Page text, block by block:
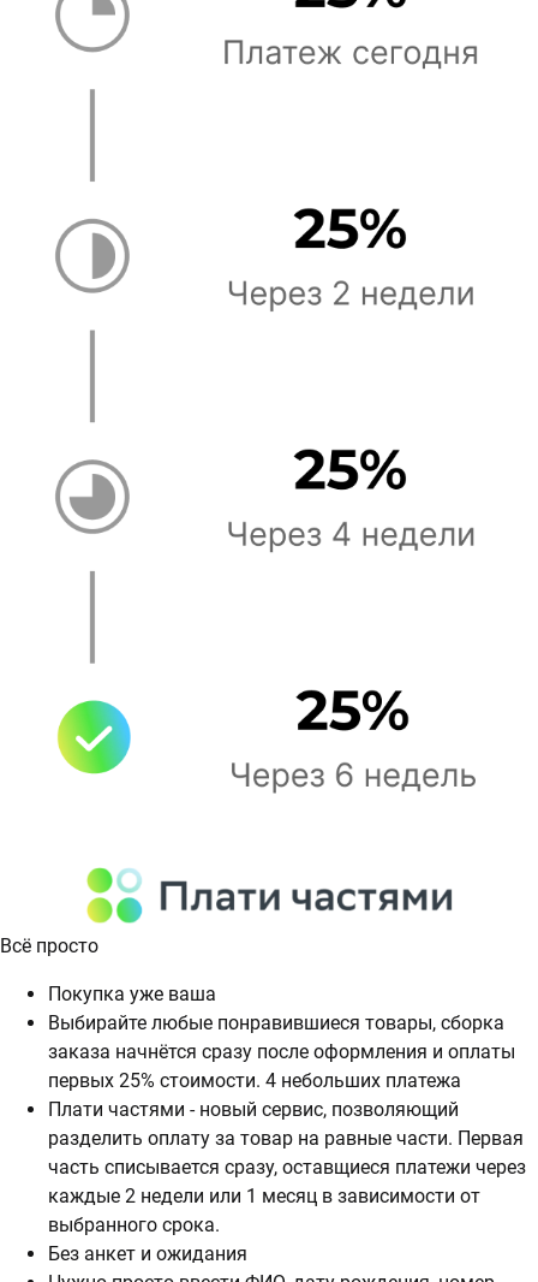
Всё просто
Покупка уже ваша
Выбирайте любые понравившиеся товары, сборка
заказа начнётся сразу после оформления и оплаты
первых 25% стоимости. 4 небольших платежа
Плати частями - новый сервис, позволяющий
разделить оплату за товар на равные части. Первая
часть списывается сразу, оставщиеся платежи через
каждые 2 недели или 1 месяц в зависимости от
выбранного срока.
Без анкет и ожидания